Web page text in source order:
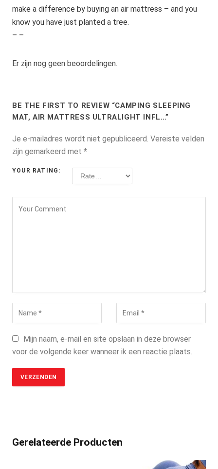
make a difference by buying an air mattress – and you
know you have just planted a tree.
– –
Er zijn nog geen beoordelingen.
BE THE FIRST TO REVIEW “CAMPING SLEEPING
MAT, AIR MATTRESS ULTRALIGHT INFL…”
Je e-mailadres wordt niet gepubliceerd. Vereiste velden
zijn gemarkeerd met *
YOUR RATING:
Mijn naam, e-mail en site opslaan in deze browser
voor de volgende keer wanneer ik een reactie plaats.
Gerelateerde Producten